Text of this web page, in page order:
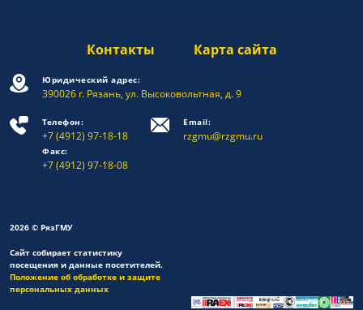
Контакты Карта сайта
Юридический адрес:
390026 г. Рязань, ул. Высоковольтная, д. 9
Телефон:
+7 (4912) 97-18-18
Факс:
+7 (4912) 97-18-08
Email:
rzgmu@rzgmu.ru
2026 © РязГМУ
Сайт собирает статистику
посещения и данные посетителей.
Положение об обработке и защите
персональных данных